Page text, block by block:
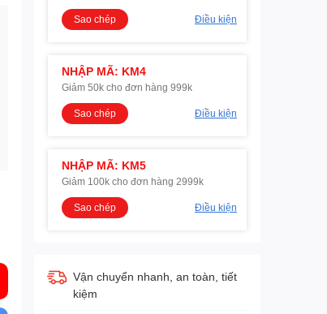
Sao chép Điều kiện
NHẬP MÃ: KM4
Giảm 50k cho đơn hàng 999k
Sao chép Điều kiện
NHẬP MÃ: KM5
Giảm 100k cho đơn hàng 2999k
Sao chép Điều kiện
Vận chuyển nhanh, an toàn, tiết
kiệm